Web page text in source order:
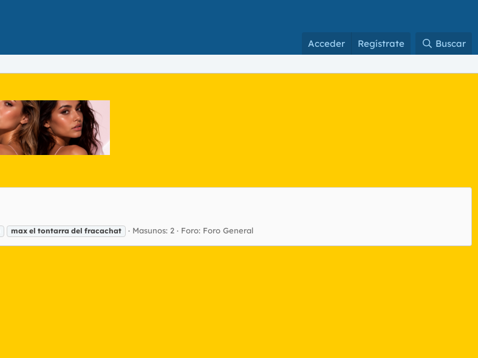
Acceder Regístrate Buscar
max el tontarra del fracachat Masunos: 2 Foro: Foro General